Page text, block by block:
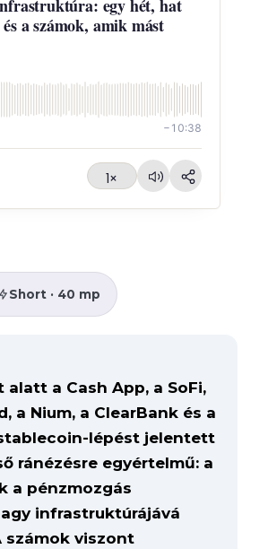
egy hét, hat
a számok, amik mást
−10:38
1×
Short · 40 mp
alatt a Cash App, a SoFi,
a Nium, a ClearBank és a
lépést jelentett
ránézésre egyértelmű: a
a pénzmozgás
infrastruktúrájává
számok viszont